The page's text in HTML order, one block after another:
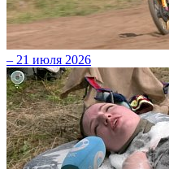
– 21 июля 2026